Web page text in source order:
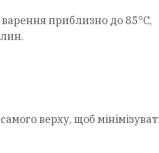
приблизно до 85°C,
верху, щоб